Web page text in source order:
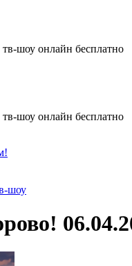
шоу онлайн бесплатно
шоу онлайн бесплатно
шоу